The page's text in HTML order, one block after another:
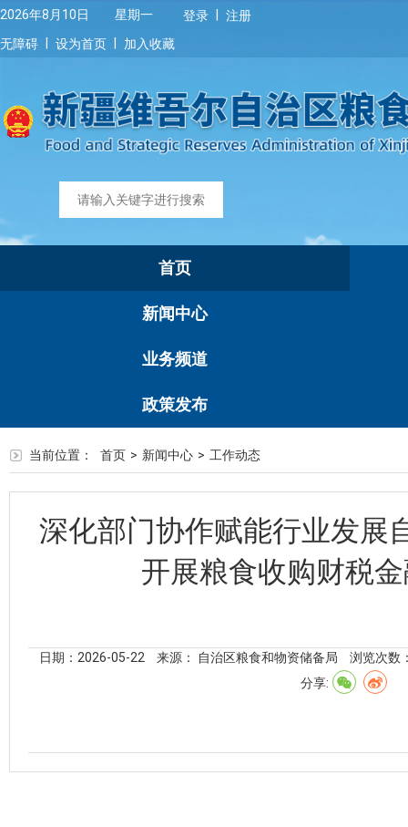
2026年8月10日 星期一 登录
注册
无障碍
设为首页 加入收藏
首页
新闻中心
业务频道
政策发布
当前位置： 首页 > 新闻中心 > 工作动态
深化部门协作赋能行业发展
开展粮食收购财税
日期：2026-05-22 来源： 自治区粮食和物资储备局
浏览次数
分享: